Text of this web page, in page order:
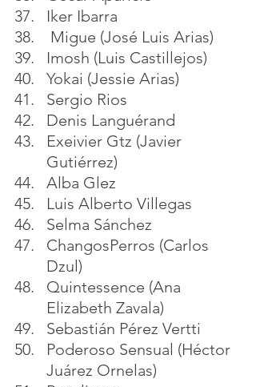
Iker Ibarra
Migue (José Luis Arias)
Imosh (Luis Castillejos)
Yokai (Jessie Arias)
Sergio Rios
Denis Languérand
Exeivier Gtz (Javier
Gutiérrez)
Alba Glez
Luis Alberto Villegas
Selma Sánchez
ChangosPerros (Carlos
Dzul)
Quintessence (Ana
Elizabeth Zavala)
Sebastián Pérez Vertti
Poderoso Sensual (Héctor
Juárez Ornelas)